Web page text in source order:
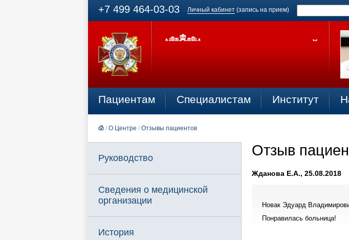
+7 499 464-03-03 Личный кабинет (запись на прием)
Пациентам Специалистам Институт
/ О Центре / Отзывы пациентов
Руководство
Сведения о медицинской
организации
История
Отзыв
Жданова Е.А., 25.08.2018
Новак Эдуард
Понравилась больница!